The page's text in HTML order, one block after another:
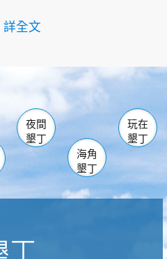
詳全文
南仁湖
佳樂水
森林遊樂區
墾管處遊客中心
社頂公園 風吹沙
船帆石 龍磐公園
香蕉灣
砂島
鵝鑾鼻
夜間
墾丁
海角
墾丁
玩在
墾丁